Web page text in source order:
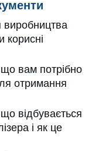
виробництва
вам потрібно
отримання
відбувається
і як це